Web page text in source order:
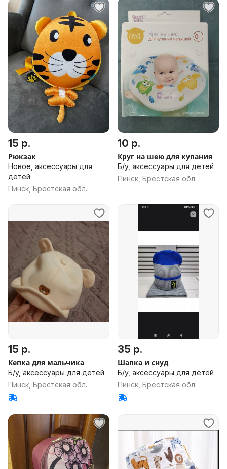
15 р.
Рюкзак
Новое, аксессуары для
детей
Пинск, Брестская обл.
10 р.
Круг на шею для купания
Б/у, аксессуары для детей
Пинск, Брестская обл.
15 р.
Кепка для мальчика
Б/у, аксессуары для детей
Пинск, Брестская обл.
35 р.
Шапка и снуд
Б/у, аксессуары для детей
Пинск, Брестская обл.